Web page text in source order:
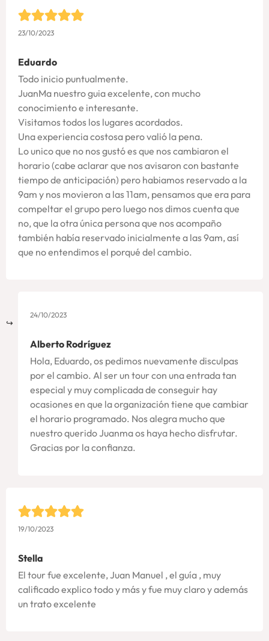
23/10/2023
Eduardo
Todo inicio puntualmente.
JuanMa nuestro guia excelente, con mucho
conocimiento e interesante.
Visitamos todos los lugares acordados.
Una experiencia costosa pero valió la pena.
Lo unico que no nos gustó es que nos cambiaron el
horario (cabe aclarar que nos avisaron con bastante
tiempo de anticipación) pero habiamos reservado a la
9am y nos movieron a las 11am, pensamos que era para
compeltar el grupo pero luego nos dimos cuenta que
no, que la otra única persona que nos acompaño
también había reservado inicialmente a las 9am, así
que no entendimos el porqué del cambio.
24/10/2023
Alberto Rodríguez
Hola, Eduardo, os pedimos nuevamente disculpas
por el cambio. Al ser un tour con una entrada tan
especial y muy complicada de conseguir hay
ocasiones en que la organización tiene que cambiar
el horario programado. Nos alegra mucho que
nuestro querido Juanma os haya hecho disfrutar.
Gracias por la confianza.
19/10/2023
Stella
El tour fue excelente, Juan Manuel , el guía , muy
calificado explico todo y más y fue muy claro y además
un trato excelente